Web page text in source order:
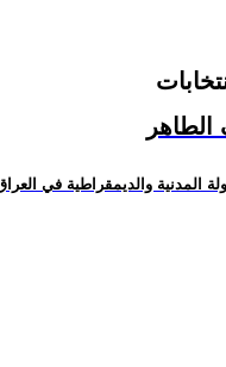
المدنية والديمقراطية في